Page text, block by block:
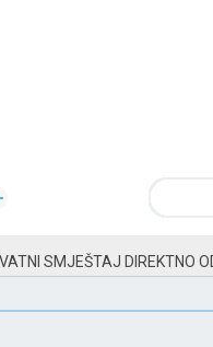
SMJEŠTAJ DIREKTNO